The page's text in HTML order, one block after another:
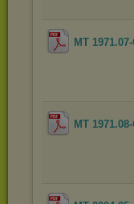
MT
MT